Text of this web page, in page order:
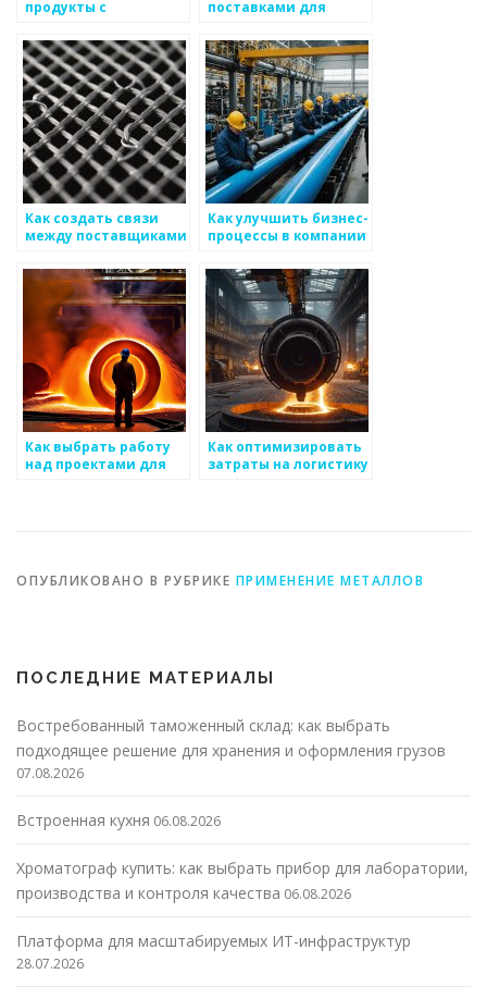
продукты с
концепциями в сфере
металоизделий
поставками для
производству
металоизделий
Как создать связи
между поставщиками
металоизделий
Как улучшить бизнес-
процессы в компании
металлоизделий
Как выбрать работу
над проектами для
Как оптимизировать
затраты на логистику
ОПУБЛИКОВАНО В РУБРИКЕ ПРИМЕНЕНИЕ МЕТАЛЛОВ
ПОСЛЕДНИЕ МАТЕРИАЛЫ
Востребованный таможенный склад: как выбрать
подходящее решение для хранения и оформления грузов
07.08.2026
Встроенная кухня 06.08.2026
Хроматограф купить: как выбрать прибор для лаборатории,
производства и контроля качества 06.08.2026
Платформа для масштабируемых ИТ-инфраструктур
28.07.2026